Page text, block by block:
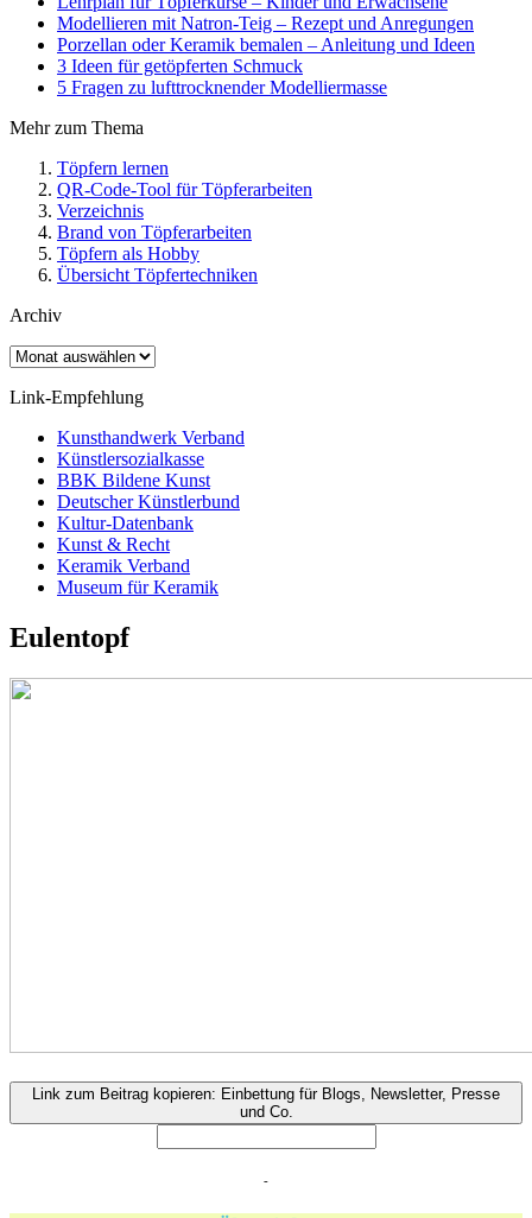
Modellieren mit Natron-Teig – Rezept und Anregungen
Porzellan oder Keramik bemalen – Anleitung und Ideen
3 Ideen für getöpferten Schmuck
5 Fragen zu lufttrocknender Modelliermasse
Mehr zum Thema
Töpfern lernen
QR-Code-Tool für Töpferarbeiten
Verzeichnis
Brand von Töpferarbeiten
Töpfern als Hobby
Übersicht Töpfertechniken
Archiv
Archiv
Link-Empfehlung
Kunsthandwerk Verband
Künstlersozialkasse
BBK Bildene Kunst
Deutscher Künstlerbund
Kultur-Datenbank
Kunst & Recht
Keramik Verband
Museum für Keramik
Eulentopf
Link zum Beitrag kopieren: Einbettung für Blogs, Newsletter, Presse
und Co.
-